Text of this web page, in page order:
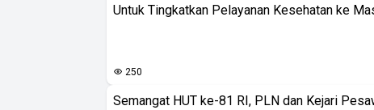
Untuk Tingkatkan Pelayanan Kesehatan ke
250
Semangat HUT ke-81 RI, PLN dan Kejari